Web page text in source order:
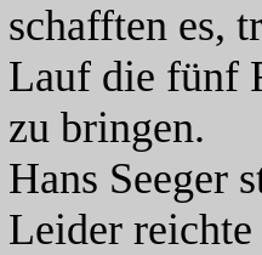
schafften es,
Lauf die fünf
zu bringen.
Hans Seeger
Leider reichte